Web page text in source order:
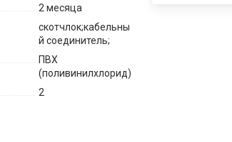
2 месяца
скотчлок;кабельны
й соединитель;
ПВХ
(поливинилхлорид)
2